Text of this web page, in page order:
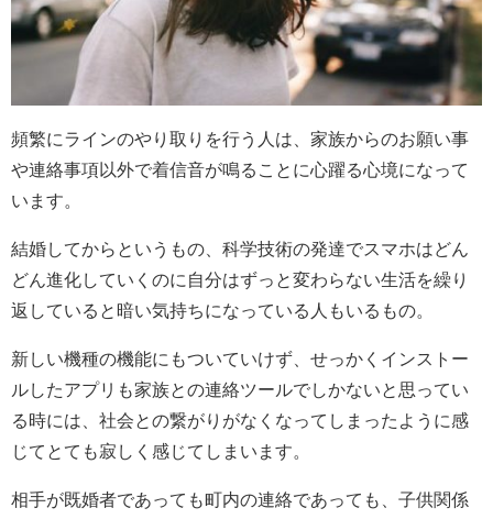
頻繁にラインのやり取りを行う人は、家族からのお願い事
や連絡事項以外で着信音が鳴ることに心躍る心境になって
います。
結婚してからというもの、科学技術の発達でスマホはどん
どん進化していくのに自分はずっと変わらない生活を繰り
返していると暗い気持ちになっている人もいるもの。
新しい機種の機能にもついていけず、せっかくインストー
ルしたアプリも家族との連絡ツールでしかないと思ってい
る時には、社会との繋がりがなくなってしまったように感
じてとても寂しく感じてしまいます。
相手が既婚者であっても町内の連絡であっても、子供関係